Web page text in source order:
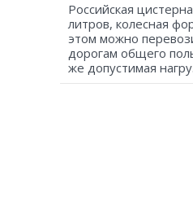
Российская
литров, колесная
этом можно
дорогам общего
же допустимая